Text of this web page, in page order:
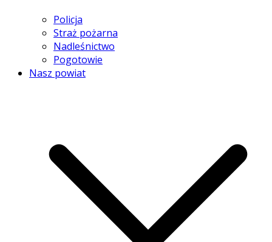
Policja
Straż pożarna
Nadleśnictwo
Pogotowie
Nasz powiat